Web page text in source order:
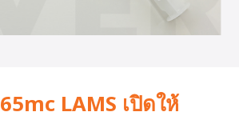
LAMS เปิดให้